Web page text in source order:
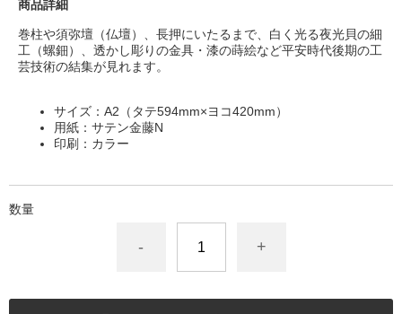
商品詳細
巻柱や須弥壇（仏壇）、長押にいたるまで、白く光る夜光貝の細
工（螺鈿）、透かし彫りの金具・漆の蒔絵など平安時代後期の工
芸技術の結集が見れます。
サイズ：A2（タテ594mm×ヨコ420mm）
用紙：サテン金藤N
印刷：カラー
数量
- +